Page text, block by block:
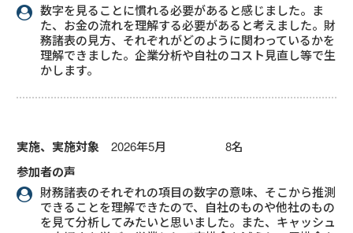
数字を見ることに慣れる必要があると感じました。ま
た、お金の流れを理解する必要があると考えました。財
務諸表の見方、それぞれがどのように関わっているかを
理解できました。企業分析や自社のコスト見直し等で生
かします。
実施、実施対象 2026年5月 8名
参加者の声
財務諸表のそれぞれの項目の数字の意味、そこから推測
できることを理解できたので、自社のものや他社のもの
を見て分析してみたいと思いました。また、キャッシュ